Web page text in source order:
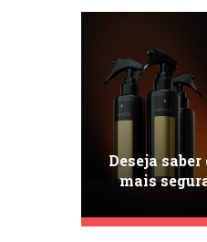
Deseja
mais
Nanoil